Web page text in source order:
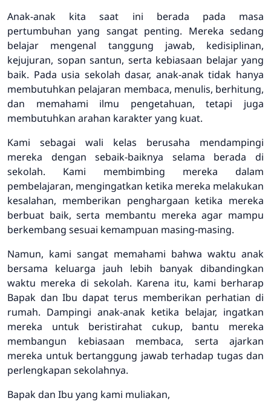
Anak-anak kita saat ini berada pada masa
pertumbuhan yang sangat penting. Mereka sedang
belajar mengenal tanggung jawab, kedisiplinan,
kejujuran, sopan santun, serta kebiasaan belajar yang
baik. Pada usia sekolah dasar, anak-anak tidak hanya
membutuhkan pelajaran membaca, menulis, berhitung,
dan memahami ilmu pengetahuan, tetapi juga
membutuhkan arahan karakter yang kuat.
Kami sebagai wali kelas berusaha mendampingi
mereka dengan sebaik-baiknya selama berada di
sekolah. Kami membimbing mereka dalam
pembelajaran, mengingatkan ketika mereka melakukan
kesalahan, memberikan penghargaan ketika mereka
berbuat baik, serta membantu mereka agar mampu
berkembang sesuai kemampuan masing-masing.
Namun, kami sangat memahami bahwa waktu anak
bersama keluarga jauh lebih banyak dibandingkan
waktu mereka di sekolah. Karena itu, kami berharap
Bapak dan Ibu dapat terus memberikan perhatian di
rumah. Dampingi anak-anak ketika belajar, ingatkan
mereka untuk beristirahat cukup, bantu mereka
membangun kebiasaan membaca, serta ajarkan
mereka untuk bertanggung jawab terhadap tugas dan
perlengkapan sekolahnya.
Bapak dan Ibu yang kami muliakan,